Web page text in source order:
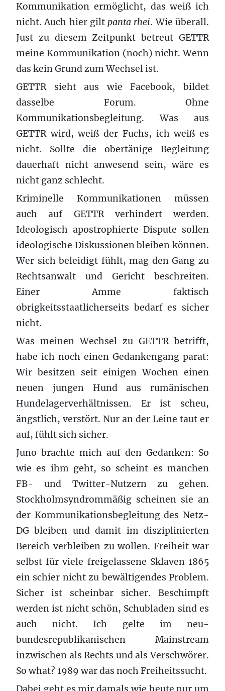
Kommunikation ermöglicht, das weiß ich
nicht. Auch hier giltpanta rhei. Wie überall.
Just zu diesem Zeitpunkt betreut GETTR
meine Kommunikation (noch) nicht. Wenn
das kein Grund zum Wechsel ist.
GETTR sieht aus wie Facebook, bildet
dasselbe Forum. Ohne
Kommunikationsbegleitung. Was aus
GETTR wird, weiß der Fuchs, ich weiß es
nicht. Sollte die obertänige Begleitung
dauerhaft nicht anwesend sein, wäre es
nicht ganz schlecht.
Kriminelle Kommunikationen müssen
auch auf GETTR verhindert werden.
Ideologisch apostrophierte Dispute sollen
ideologische Diskussionen bleiben können.
Wer sich beleidigt fühlt, mag den Gang zu
Rechtsanwalt und Gericht beschreiten.
Einer Amme faktisch
obrigkeitsstaatlicherseits bedarf es sicher
nicht.
Was meinen Wechsel zu GETTR betrifft,
habe ich noch einen Gedankengang parat:
Wir besitzen seit einigen Wochen einen
neuen jungen Hund aus rumänischen
Hundelagerverhältnissen. Er ist scheu,
ängstlich, verstört. Nur an der Leine taut er
auf, fühlt sich sicher.
Juno brachte mich auf den Gedanken: So
wie es ihm geht, so scheint es manchen
FB- und Twitter-Nutzern zu gehen.
Stockholmsyndrommäßig scheinen sie an
der Kommunikationsbegleitung des Netz-
DG bleiben und damit im disziplinierten
Bereich verbleiben zu wollen. Freiheit war
selbst für viele freigelassene Sklaven 1865
ein schier nicht zu bewältigendes Problem.
Sicher ist scheinbar sicher. Beschimpft
werden ist nicht schön, Schubladen sind es
auch nicht. Ich gelte im neu-
bundesrepublikanischen Mainstream
inzwischen als Rechts und als Verschwörer.
So what? 1989 war das noch Freiheitssucht.